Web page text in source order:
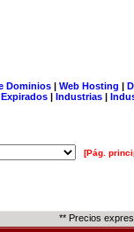
Dominios| Web Hosting |
| Industrias |
[Pág.
** Precios